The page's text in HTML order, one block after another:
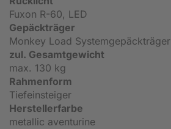
Fuxon R-60, LED
Gepäckträger
Monkey Load Systemgepäckträger
zul. Gesamtgewicht
max. 130 kg
Rahmenform
Tiefeinsteiger
Herstellerfarbe
metallic aventurine